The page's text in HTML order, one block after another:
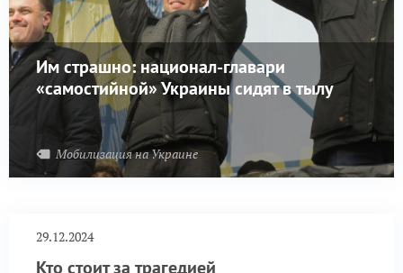
Им страшно: национал-главари
«самостийной» Украины сидят в тылу
Мобилизация на Украине
29.12.2024
Кто стоит за трагедией